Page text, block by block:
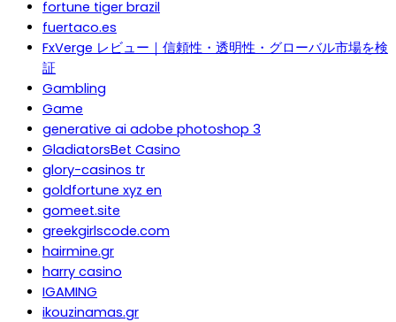
fortune tiger brazil
fuertaco.es
FxVerge レビュー｜信頼性・透明性・グローバル市場を検
証
Gambling
Game
generative ai adobe photoshop 3
GladiatorsBet Casino
glory-casinos tr
goldfortune xyz en
gomeet.site
greekgirlscode.com
hairmine.gr
harry casino
IGAMING
ikouzinamas.gr